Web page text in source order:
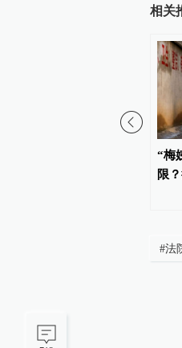
相关
“梅
限
#法